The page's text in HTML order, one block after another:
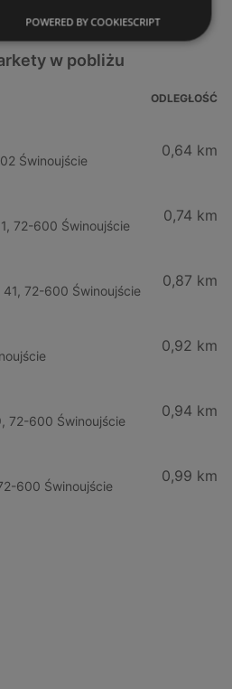
w pobliżu
ODLEGŁOŚĆ
Świnoujście
0,64 km
72-600 Świnoujście
0,74 km
72-600 Świnoujście
0,87 km
0,92 km
72-600 Świnoujście
0,94 km
600 Świnoujście
0,99 km
POWERED BY COOKIESCRIPT